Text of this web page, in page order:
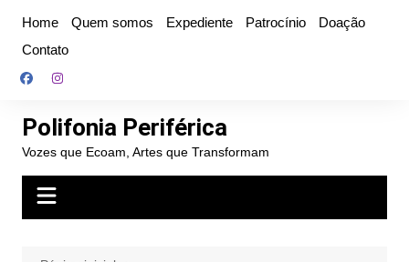
conteúdo
Home Quem somos Expediente Patrocínio
Doação
Contato
Polifonia Periférica
Vozes que Ecoam, Artes que Transformam